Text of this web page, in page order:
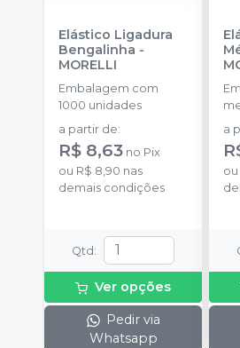
Elástico Ligadura
Bengalinha -
MORELLI
Embalagem com
1000 unidades
a partir de:
R$ 8,63 no Pix
ou R$ 8,90 nas
demais condições
Qtd :
Ver opções
Pedir via
Whatsapp
a
ou